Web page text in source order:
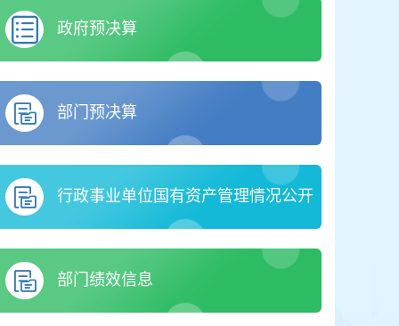
政府预决算
部门预决算
行政事业单位国有资产管理情况公开
部门绩效信息